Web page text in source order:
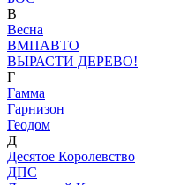
В
Весна
ВМПАВТО
ВЫРАСТИ ДЕРЕВО!
Г
Гамма
Гарнизон
Геодом
Д
Десятое Королевство
ДПС